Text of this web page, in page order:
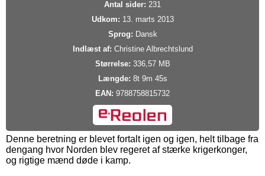
Antal sider: 231
Udkom: 13. marts 2013
Sprog: Dansk
Indlæst af: Christine Albrechtslund
Størrelse: 336,57 MB
Længde: 8t 9m 45s
EAN: 9788758815732
Denne beretning er blevet fortalt igen og igen, helt tilbage fra
dengang hvor Norden blev regeret af stærke krigerkonger,
og rigtige mænd døde i kamp.